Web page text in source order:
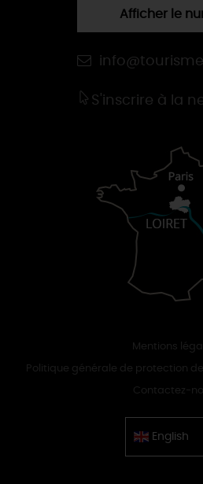
Afficher le
S'inscrire à la
Mentions
Politique générale de protection
Contactez-
English
Chinese